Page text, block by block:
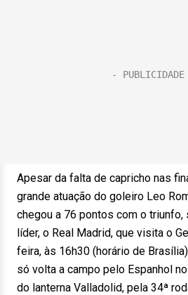
Apesar da falta de capricho nas
grande atuação do goleiro Leo
chegou a 76 pontos com o
líder, o Real Madrid, que visita o
feira, às 16h30 (horário de
só volta a campo pelo Espanhol
do lanterna Valladolid, pela 34ª